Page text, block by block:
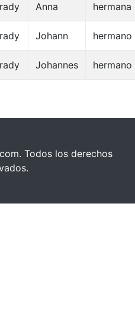
Anna hermana
Johann hermano
Johannes hermano
Todos los derechos